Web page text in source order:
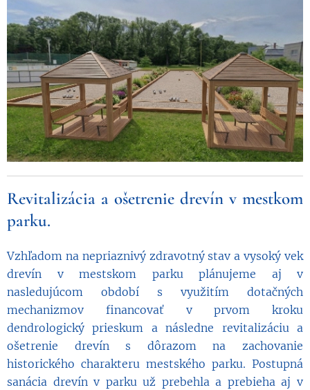
Revitalizácia a ošetrenie drevín v mestkom
parku.
Vzhľadom na nepriaznivý zdravotný stav a vysoký vek
drevín v mestskom parku plánujeme aj v
nasledujúcom období s využitím dotačných
mechanizmov financovať v prvom kroku
dendrologický prieskum a následne revitalizáciu a
ošetrenie drevín s dôrazom na zachovanie
historického charakteru mestského parku. Postupná
sanácia drevín v parku už prebehla a prebieha aj v